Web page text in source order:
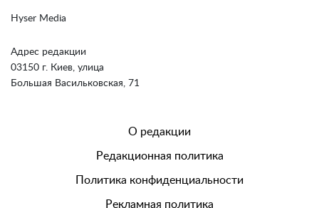
Hyser Media
Адрес редакции
03150 г. Киев, улица
Большая Васильковская, 71
О редакции
Редакционная политика
Политика конфиденциальности
Рекламная политика